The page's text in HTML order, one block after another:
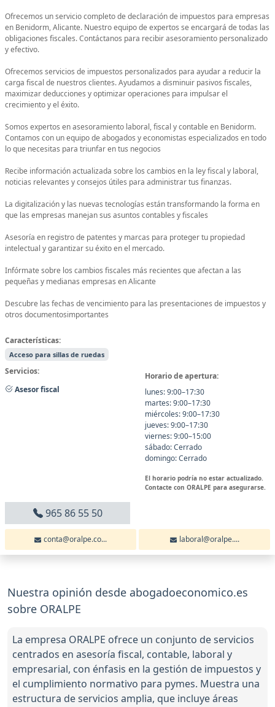
Ofrecemos un servicio completo de declaración de impuestos para empresas
en Benidorm, Alicante. Nuestro equipo de expertos se encargará de todas las
obligaciones fiscales. Contáctanos para recibir asesoramiento personalizado
y efectivo.
Ofrecemos servicios de impuestos personalizados para ayudar a reducir la
carga fiscal de nuestros clientes. Ayudamos a disminuir pasivos fiscales,
maximizar deducciones y optimizar operaciones para impulsar el
crecimiento y el éxito.
Somos expertos en asesoramiento laboral, fiscal y contable en Benidorm.
Contamos con un equipo de abogados y economistas especializados en todo
lo que necesitas para triunfar en tus negocios
Recibe información actualizada sobre los cambios en la ley fiscal y laboral,
noticias relevantes y consejos útiles para administrar tus finanzas.
La digitalización y las nuevas tecnologías están transformando la forma en
que las empresas manejan sus asuntos contables y fiscales
Asesoría en registro de patentes y marcas para proteger tu propiedad
intelectual y garantizar su éxito en el mercado.
Infórmate sobre los cambios fiscales más recientes que afectan a las
pequeñas y medianas empresas en Alicante
Descubre las fechas de vencimiento para las presentaciones de impuestos y
otros documentosimportantes
Características:
Acceso para sillas de ruedas
Servicios:
Asesor fiscal
Horario de apertura:
lunes: 9:00–17:30
martes: 9:00–17:30
miércoles: 9:00–17:30
jueves: 9:00–17:30
viernes: 9:00–15:00
sábado: Cerrado
domingo: Cerrado
El horario podría no estar actualizado.
Contacte con ORALPE para asegurarse.
965 86 55 50
conta@oralpe.co... laboral@oralpe....
Nuestra opinión desde abogadoeconomico.es
sobre ORALPE
La empresa ORALPE ofrece un conjunto de servicios
centrados en asesoría fiscal, contable, laboral y
empresarial, con énfasis en la gestión de impuestos y
el cumplimiento normativo para pymes. Muestra una
estructura de servicios amplia, que incluye áreas